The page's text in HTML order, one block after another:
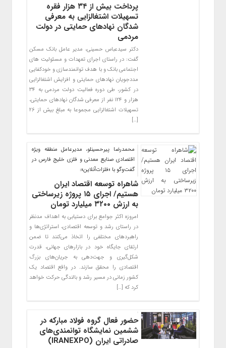
پرداخت بیش از ۳۴ هزار فقره
تسهیلات اشتغالزایی به معرفی
شدگان نهادهای حمایتی در دولت
مردمی
دکتر سیدعباس حسینی، مدیر عامل بانک مسکن
گفت: در راستای اجرای تعهدات و مسئولیت های
اجتماعی بانک و با هدف توانمندسازی و خودکفایی
مددجویان نهادهای حمایتی و افزایش اشتغالزایی
در کشور، طی دوره فعالیت دولت مردمی به ۳۴
هزار و ۱۲۴ نفر از معرفی شدگان نهادهای حمایتی،
تسهیلات اشتغالزایی مجموعا به مبلغ بیش از ۲۶
[…]
محمدرضا پیرحسینلو، مدیرعامل منطقه ویژه
اقتصادی صنایع معدنی و فلزی خلیج فارس در
گفت‌وگو با «فلزات‌آنلاین»:
شاهراه توسعه اقتصاد ایران
هستیم/ اجرای ۱۵ پروژه زیرساختی
به ارزش ۳۲۰۰ میلیارد تومان
امروزه اکثر جوامع برای دستیابی به اهداف مدنظر
در راستای رشد و توسعه اقتصادی، استراتژی‌ها و
راهبردهای مختلفی را اتخاذ می‌کنند تا ضمن
ارتقای جایگاه خود در بازارهای جهانی، قدرت
شکل‌گیری و جهت‌دهی به جریان‌های بزرگ
اقتصادی را محقق سازند. در واقع اقتصاد یک
کشور زمانی در مسیر رشد و بالندگی حرکت خواهد
کرد که […]
حضور فعال گروه فولاد مبارکه در
ششمین نمایشگاه توانمندی‌های
صادراتی ایران (IRANEXPO)